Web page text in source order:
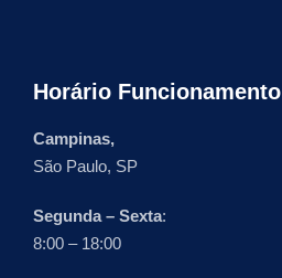
Horário Funcionamento
Campinas,
São Paulo, SP
Segunda – Sexta:
8:00 – 18:00